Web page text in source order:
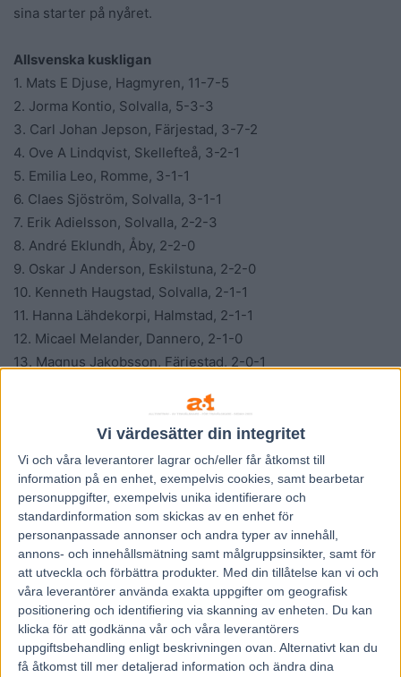
Vi värdesätter din integritet
Vi och våra leverantorer lagrar och/eller får åtkomst till
information på en enhet, exempelvis cookies, samt bearbetar
personuppgifter, exempelvis unika identifierare och
standardinformation som skickas av en enhet för
personanpassade annonser och andra typer av innehåll,
annons- och innehållsmätning samt målgruppsinsikter, samt för
att utveckla och förbättra produkter. Med din tillåtelse kan vi och
våra leverantörer använda exakta uppgifter om geografisk
positionering och identifiering via skanning av enheten. Du kan
klicka för att godkänna vår och våra leverantörers
uppgiftsbehandling enligt beskrivningen ovan. Alternativt kan du
få åtkomst till mer detaljerad information och ändra dina
sina starter på nyåret.
Allsvenska kuskligan
1. Mats E Djuse, Hagmyren, 11-7-5
2. Jorma Kontio, Solvalla, 5-3-3
3. Carl Johan Jepson, Färjestad, 3-7-2
4. Ove A Lindqvist, Skellefteå, 3-2-1
5. Emilia Leo, Romme, 3-1-1
6. Claes Sjöström, Solvalla, 3-1-1
7. Erik Adielsson, Solvalla, 2-2-3
8. André Eklundh, Åby, 2-2-0
9. Oskar J Anderson, Eskilstuna, 2-2-0
10. Kenneth Haugstad, Solvalla, 2-1-1
11. Hanna Lähdekorpi, Halmstad, 2-1-1
12. Micael Melander, Dannero, 2-1-0
13. Magnus Jakobsson, Färjestad, 2-0-1
15. Oskar Kylin Blom, Gävle, 2-0-0
Ställning till och med 2024-01-07
Föregående artikel
Fem tippar V75 till KALMAR
13 januari 2024
Nästa artikel
Inget Prix d’Amerique –
fraktur stoppar San Moteur